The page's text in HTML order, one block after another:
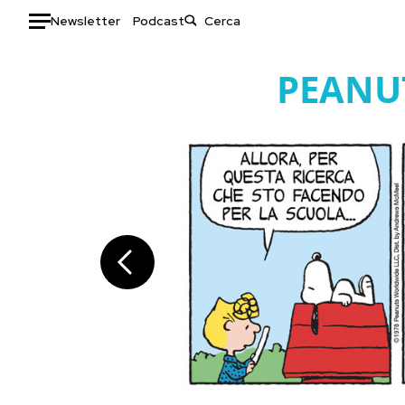
Newsletter Podcast
Internet
Scienza
Moda
Libri
Consumismi
Storie/Idee
Ok Boomer!
Europa
Altrecose
Mondiali calcio 2026